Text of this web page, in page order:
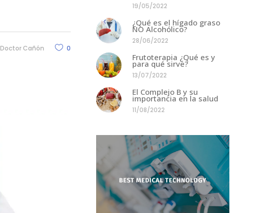
Doctor Cañón 0
19/05/2022
¿Qué es el hígado graso
NO Alcohólico?
28/06/2022
Frutoterapia ¿Qué es y
para qué sirve?
13/07/2022
El Complejo B y su
importancia en la salud
11/08/2022